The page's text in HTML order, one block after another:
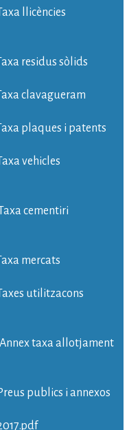
llicències
residus sòlids
clavagueram
plaques i patents
vehicles
cementiri
mercats
utilitzacons
taxa allotjament
publics i annexos